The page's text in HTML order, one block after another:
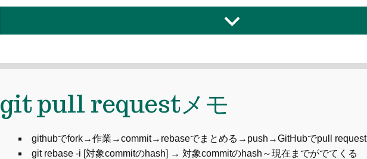
git pull requestメモ
githubでfork→作業→commit→rebaseでまとめる→push→GitHubでpull request
git rebase -i [対象commitのhash] → 対象commitのhash～現在までがでてくる